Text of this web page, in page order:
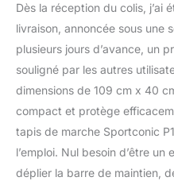
Dès la réception du colis, j’ai
livraison, annoncée sous une
plusieurs jours d’avance, un
souligné par les autres
dimensions de 109 cm x 40
compact et protège
tapis de marche Sportconic
l’emploi. Nul besoin d’être
déplier la barre de maintien,